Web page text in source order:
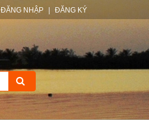
ĐĂNG NHẬP ĐĂNG KÝ